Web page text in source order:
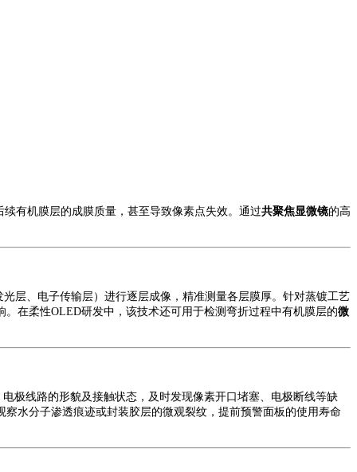
续有机膜层的成膜质量，甚至导致像素点失效。通过共聚焦显微镜的高
层、电子传输层）进行逐层成像 ，精准测量各层膜厚。针对蒸镀工艺
。在柔性OLED研发中，该技术还可用于检测弯折过程中有机膜层的微
极线路的形貌及接触状态，及时发现像素开口堵塞、电极断线等缺
察水分子渗透痕迹或封装胶层的微观裂纹，提前预警面板的使用寿命